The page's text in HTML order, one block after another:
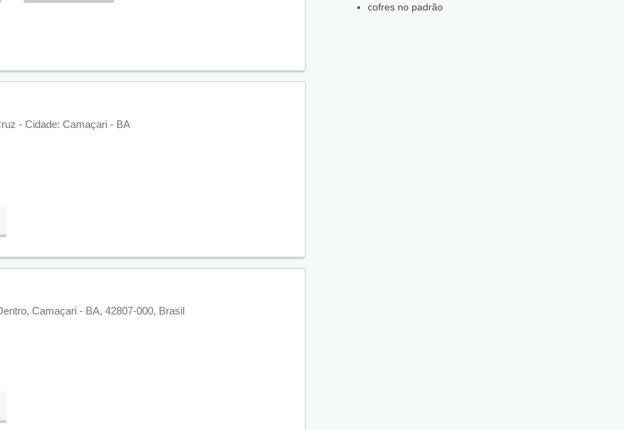
- Cidade: Camaçari - BA
Camaçari - BA, 42807-000, Brasil
cofres no padrão